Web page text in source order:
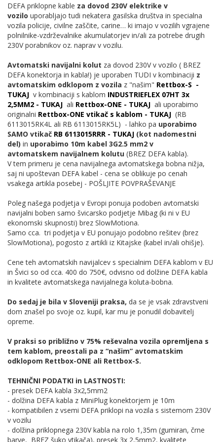
DEFA priklopne kable za dovod 230V elektrike v
vozilo uporabljajo tudi nekatera gasilska društva in specialna
vozila policije, civilne zaščite, carine… ki imajo v vozilih vgrajene
polnilnike-vzdrževalnike akumulatorjev in/ali za potrebe drugih
230V porabnikov oz. naprav v vozilu.
Avtomatski navijalni kolut za dovod 230V v vozilo ( BREZ
DEFA konektorja in kabla!) je uporaben TUDI v kombinaciji z
avtomatskim odklopom z vozila z "našim" Rettbox-S -
TUKAJ v kombinaciji s kablom INDUSTRIEFLEX 07HT 3x
2,5MM2 - TUKAJ ali Rettbox-ONE - TUKAJ ali uporabimo
originalni Rettbox-ONE vtikač s kablom - TUKAJ (RB
6113015RK4L ali RB 6113015RK5L) - lahko pa uporabimo
SAMO vtikač RB 6113015RRR - TUKAJ (kot nadomestni
del) in uporabimo 10m kabel 3G2.5 mm2 v
avtomatskem navijalnem kolutu (BREZ DEFA kabla).
V tem primeru je cena navijalnega avtomatskega bobna nižja,
saj ni upoštevan DEFA kabel - cena se oblikuje po cenah
vsakega artikla posebej - POŠLJITE POVPRAŠEVANJE
Poleg našega podjetja v Evropi ponuja podoben avtomatski
navijalni boben samo švicarsko podjetje Mibag (ki ni v EU
ekonomski skupnosti) brez SlowMotiona.
Samo cca. tri podjetja v EU ponujajo podobno rešitev (brez
SlowMotiona), pogosto z artikli iz Kitajske (kabel in/ali ohišje).
Cene teh avtomatskih navijalcev s specialnim DEFA kablom v EU
in Švici so od cca. 400 do 750€, odvisno od dolžine DEFA kabla
in kvalitete avtomatskega navijalnega koluta-bobna.
Do sedaj je bila v Sloveniji praksa, da se je vsak zdravstveni
dom znašel po svoje oz. kupil, kar mu je ponudil dobavitelj
opreme.
V praksi so približno v 75% reševalna vozila opremljena s
tem kablom, preostali pa z “našim” avtomatskim
odklopom Rettbox-ONE ali Rettbox-S.
TEHNIČNI PODATKI in LASTNOSTI:
- presek DEFA kabla 3x2,5mm2
- dolžina DEFA kabla z MiniPlug konektorjem je 10m
- kompatibilen z vsemi DEFA priklopi na vozila s sistemom 230V
v vozilu
- dolžina priklopnega 230V kabla na rolo 1,35m (gumiran, črne
barve, BREZ šuko vtikača), presek 3x 2,5mm2, kvalitete